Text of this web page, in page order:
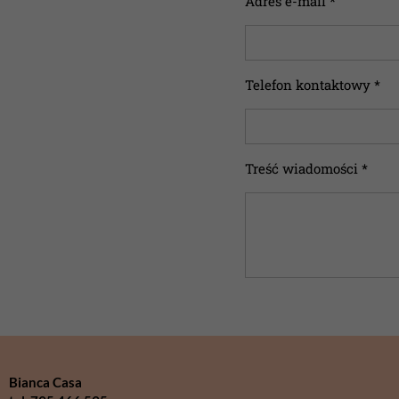
Telefon kontaktowy *
Treść wiadomości *
Bianca Casa